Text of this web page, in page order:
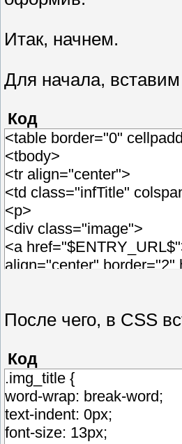
Итак, начнем.
Для начала,
Код
<table border="0"
<tbody>
<tr align="center">
<td class="infTitle"
<p>
<div class="image">
<a
align="center"
</h2>
</p>
</td>
</tr>
</tbody>
</table>
После чего, в CSS
Код
.img_title {
word-wrap: break-word;
text-indent: 0px;
font-size: 13px;